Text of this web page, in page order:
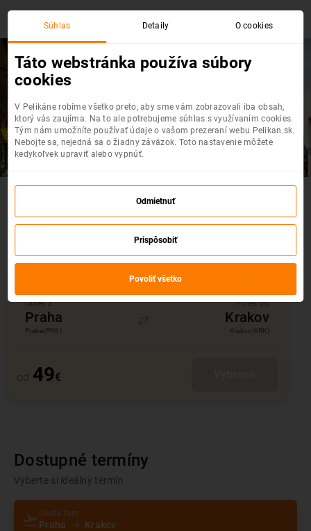
Top akciové letenky na jednom mieste
Akčné letenky : Praha - Krakov
Vyberte si z výpredaja leteniek
Odlet z
Praha
Prílet do
Krakov
Praha(PRG) Krakov (KRK)
od 49€
Dostupné termíny
Vyberte si ideálny termín
Cesta tam
Praha Krakov
Súhlas Detaily O cookies
Táto webstránka používa súbory
cookies
V Pelikáne robíme všetko preto, aby sme vám zobrazovali iba obsah,
ktorý vás zaujíma. Na to ale potrebujeme súhlas s využívaním cookies.
Tým nám umožníte používať údaje o vašom prezeraní webu Pelikan.sk.
Nebojte sa, nejedná sa o žiadny záväzok. Toto nastavenie môžete
kedykoľvek upraviť alebo vypnúť.
Odmietnuť
Prispôsobiť
Povoliť všetko